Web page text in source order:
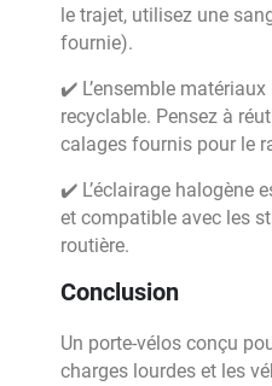
le trajet, utilisez une
fournie).
✔️ L’ensemble
recyclable. Pensez à
calages fournis pour le
✔️ L’éclairage halogène
et compatible avec les
routière.
Conclusion
Un porte-vélos conçu
charges lourdes et les